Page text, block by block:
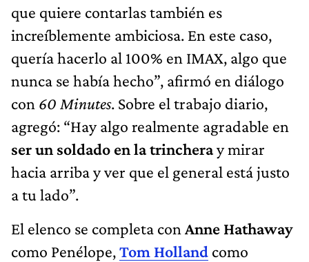
que quiere contarlas también es
increíblemente ambiciosa. En este caso,
quería hacerlo al 100% en IMAX, algo que
nunca se había hecho”, afirmó en diálogo
con 60 Minutes. Sobre el trabajo diario,
agregó: “Hay algo realmente agradable en
ser un soldado en la trincheray mirar
hacia arriba y ver que el general está justo
a tu lado”.
El elenco se completa con Anne Hathaway
como Penélope,Tom Holland como